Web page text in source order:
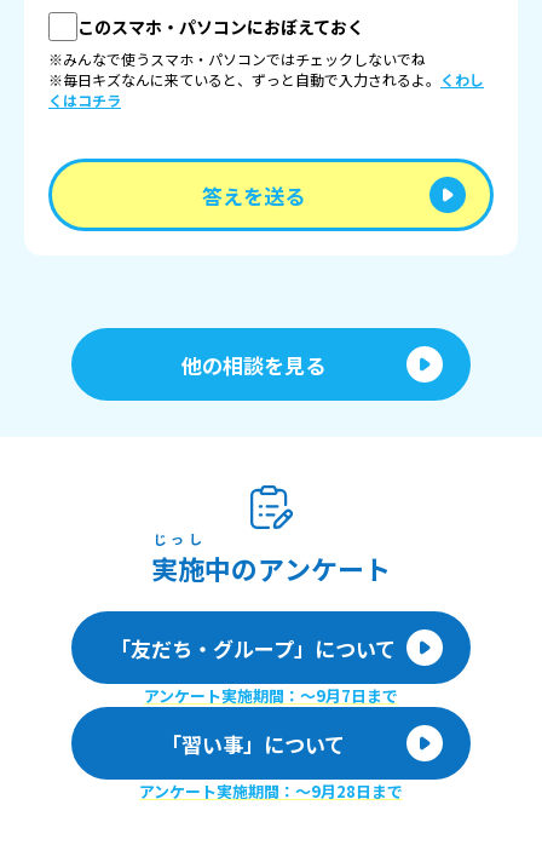
このスマホ・パソコンにおぼえておく
※みんなで使うスマホ・パソコンではチェックしないでね
※毎日キズなんに来ていると、ずっと自動で入力されるよ。 くわし
くはコチラ
答えを送る
他の相談を見る
実施
じっし
中のアンケート
「友だち・グループ」について
アンケート実施期間：〜9月7日まで
「習い事」について
アンケート実施期間：〜9月28日まで